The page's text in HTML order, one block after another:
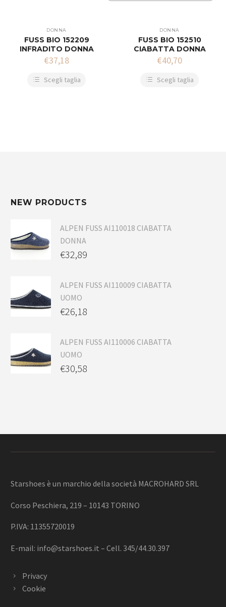
DONNA
FUSS BIO 152209
INFRADITO DONNA
€37,18
Scegli taglia
DONNA
FUSS BIO 152510
CIABATTA DONNA
€40,70
Scegli taglia
NEW PRODUCTS
ALPEN FUSS AI110018 CIABATTA
DONNA
€32,89
ALPEN FUSS AI110009 CIABATTA
UOMO
€26,18
ALPEN FUSS AI110006 CIABATTA
UOMO
€30,58
Starshoes è un marchio della società MACROHARD SRL
Corso Peschiera, 219 – 10143 TORINO
P.IVA: 11355720019
E-mail: info@starshoes.it – Cell. 345/44.30.397
Privacy
Cookie